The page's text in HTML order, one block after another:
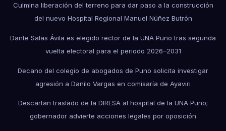
Culmina liberación del terreno para dar paso a la construcción
del nuevo Hospital Regional Manuel Núñez Butrón
Dante Salas Ávila es elegido rector de la UNA Puno tras segunda
vuelta electoral para el periodo 2026–2031
Decano del colegio de abogados de Puno solicita investigar
agresión a Danilo Vargas en comisaría de Ayaviri
Descartan traslado de la DIRESA al hospital de la UNA Puno;
gobernador advierte acciones legales por oposición